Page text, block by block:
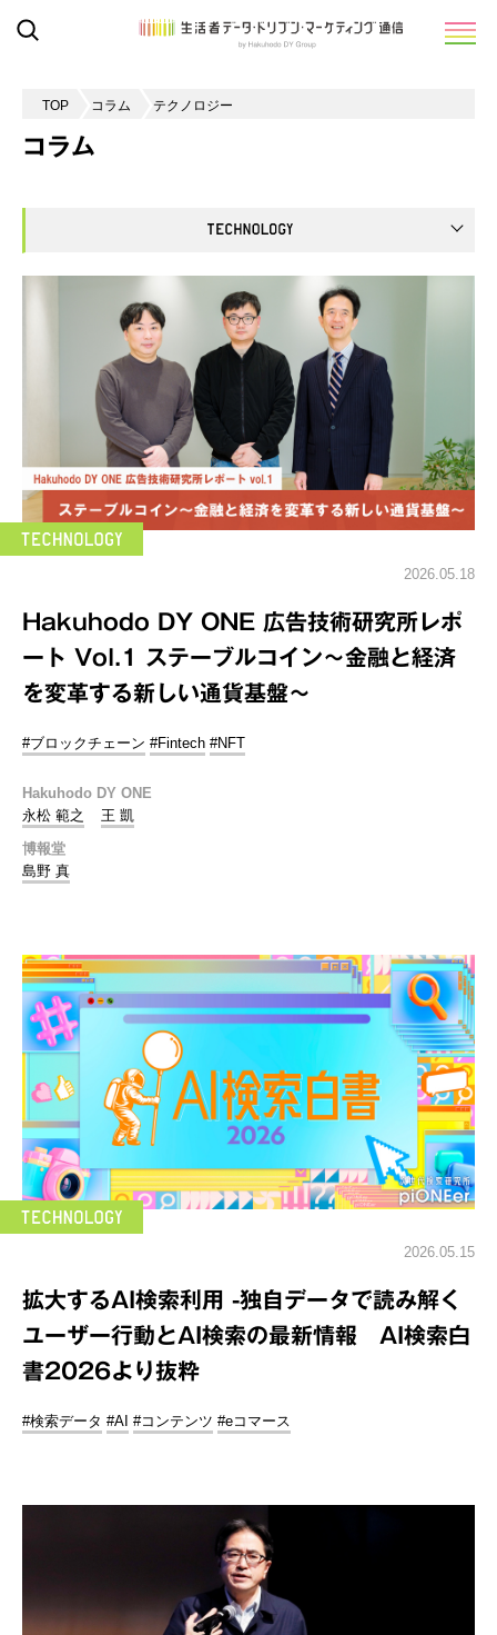
TOP コラム テクノロジー
コラム
2026.05.18
Hakuhodo DY ONE 広告技術研究所レポ
ート Vol.1 ステーブルコイン～金融と経済
を変革する新しい通貨基盤～
#ブロックチェーン #Fintech #NFT
Hakuhodo DY ONE
永松 範之
王 凱
博報堂
島野 真
2026.05.15
拡大するAI検索利用 -独自データで読み解く
ユーザー行動とAI検索の最新情報 AI検索白
書2026より抜粋
#検索データ #AI #コンテンツ #eコマース